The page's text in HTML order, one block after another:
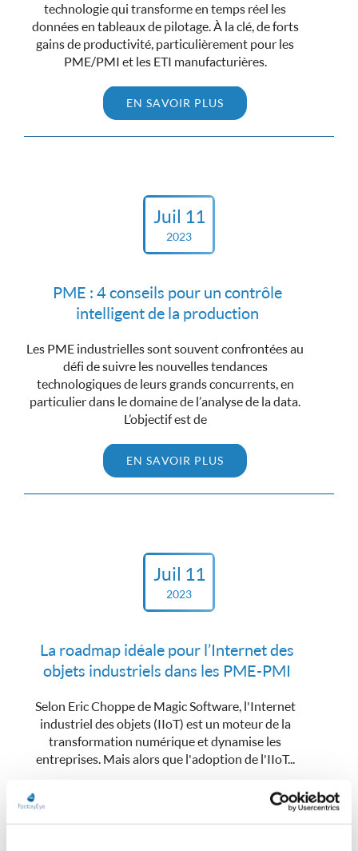
technologie qui transforme en temps réel les
données en tableaux de pilotage. À la clé, de forts
gains de productivité, particulièrement pour les
PME/PMI et les ETI manufacturières.
EN SAVOIR PLUS
Juil 11
2023
PME : 4 conseils pour un contrôle
intelligent de la production
Les PME industrielles sont souvent confrontées au
défi de suivre les nouvelles tendances
technologiques de leurs grands concurrents, en
particulier dans le domaine de l’analyse de la data.
L’objectif est de
EN SAVOIR PLUS
Juil 11
2023
La roadmap idéale pour l’Internet des
objets industriels dans les PME-PMI
Selon Eric Choppe de Magic Software, l'Internet
industriel des objets (IIoT) est un moteur de la
transformation numérique et dynamise les
entreprises. Mais alors que l'adoption de l'IIoT...